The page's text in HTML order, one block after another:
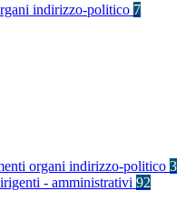
indirizzo-politico 7
organi indirizzo-politico 3
- amministrativi 92